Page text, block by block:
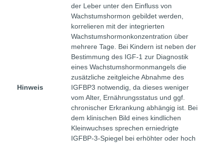
Hinweis
der Leber unter den Einfluss von
Wachstumshormon gebildet werden,
korrelieren mit der integrierten
Wachstumshormonkonzentration über
mehrere Tage. Bei Kindern ist neben der
Bestimmung des IGF-1 zur Diagnostik
eines Wachstumshormonmangels die
zusätzliche zeitgleiche Abnahme des
IGFBP3 notwendig, da dieses weniger
vom Alter, Ernährungsstatus und ggf.
chronischer Erkrankung abhängig ist. Bei
dem klinischen Bild eines kindlichen
Kleinwuchses sprechen erniedrigte
IGFBP-3-Spiegel bei erhöhter oder hoch